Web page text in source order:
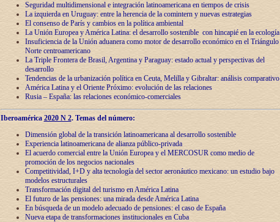
Seguridad multidimensional e integración latinoamericana en tiempos de crisis
La izquierda en Uruguay: entre la herencia de lа comintern y nuevas estrategias
El consenso de París y cambios en la política ambiental
La Unión Europea y América Latina: el desarrollo sostenible con hincapié en la ecología
Insuficiencia de la Unión aduanera como motor de desarrollo económico en el Triángulo
Norte centroamericano
La Triple Frontera de Brasil, Argentina y Paraguay: estado actual y perspectivas del
desarrollo
Tendencias de la urbanización política en Ceuta, Melilla y Gibraltar: análisis comparativo
América Latina y el Oriente Próximo: evolución de las relaciones
Rusia – España: las relaciones económico-comerciales
Iberoamérica 2020 N 2.Temas del número:
Dimensión global de la transición latinoamericana al desarrollo sostenible
Experiencia latinoamericana de alianza público-privada
El acuerdo comercial entre la Unión Europea y el MERCOSUR como medio de
promoción de los negocios nacionales
Competitividad, I+D y alta tecnología del sector aeronáutico mexicano: un estudio bajo
modelos estructurales
Transformación digital del turismo en América Latina
El futuro de las pensiones: una mirada desde América Latina
En búsqueda de un modelo adecuado de pensiones: el caso de España
Nueva etapa de transformaciones institucionales en Cuba